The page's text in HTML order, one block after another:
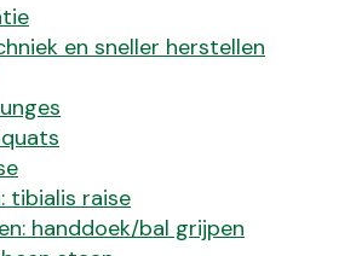
en sneller herstellen
tibialis raise
handdoek/bal grijpen